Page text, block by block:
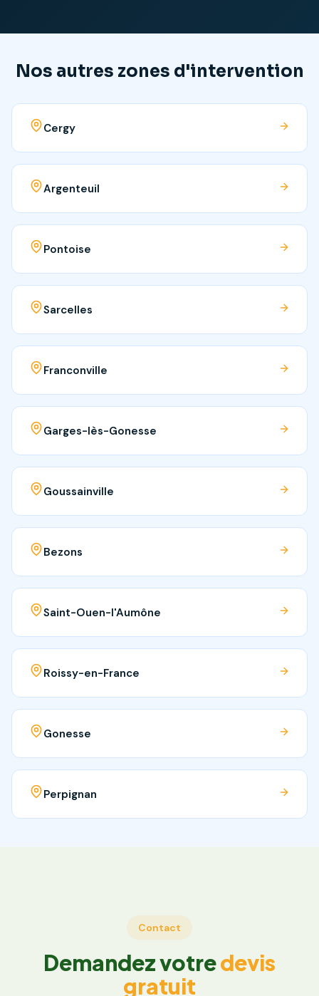
Nos autres zones d'intervention
Cergy
Argenteuil
Pontoise
Sarcelles
Franconville
Garges-lès-Gonesse
Goussainville
Bezons
Saint-Ouen-l'Aumône
Roissy-en-France
Gonesse
Perpignan
Contact
Demandez votredevis
gratuit